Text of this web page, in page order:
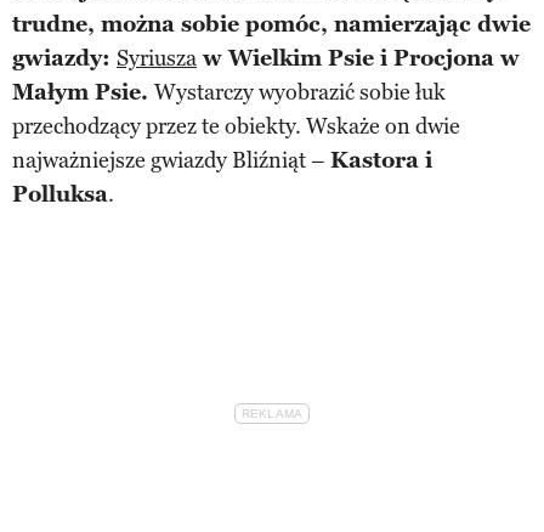
trudne, można sobie pomóc, namierzając dwie
gwiazdy: Syriusza w Wielkim Psie i Procjona w
Małym Psie. Wystarczy wyobrazić sobie łuk
przechodzący przez te obiekty. Wskaże on dwie
najważniejsze gwiazdy Bliźniąt – Kastora i
Polluksa.